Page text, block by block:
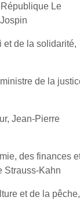
Le
et de la solidarité,
de la
Jean-Pierre
des finances
Strauss-Kahn
et de la pêche,